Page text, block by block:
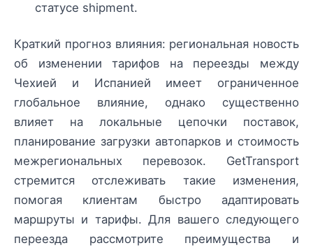
статусе shipment.
Краткий прогноз влияния: региональная новость
об изменении тарифов на переезды между
Чехией и Испанией имеет ограниченное
глобальное влияние, однако существенно
влияет на локальные цепочки поставок,
планирование загрузки автопарков и стоимость
межрегиональных перевозок. GetTransport
стремится отслеживать такие изменения,
помогая клиентам быстро адаптировать
маршруты и тарифы. Для вашего следующего
переезда рассмотрите преимущества и